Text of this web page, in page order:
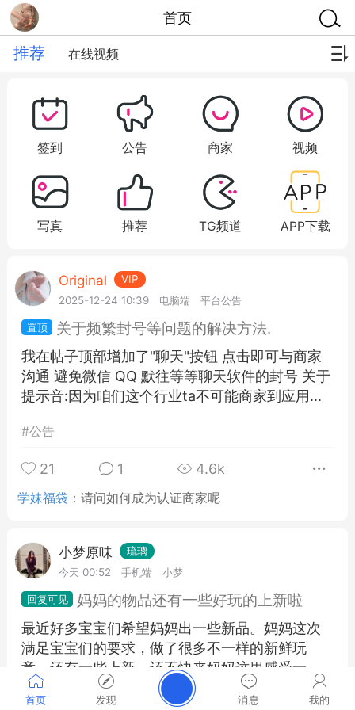
首页 发现 消息 我的
首页
推荐 在线视频
签到 公告 商家 视频
写真 推荐 TG频道 APP下载
Original
VIP
2025-12-24 10:39
电脑端 平台公告
关于频繁封号等问题的解决方法.
我在帖子顶部增加了"聊天"按钮 点击即可与商家
沟通 避免微信 QQ 默往等等聊天软件的封号 关于
提示音:因为咱们这个行业ta不可能商家到应用...
#公告
21 1 4.6k
学妹福袋 ：请问如何成为认证商家呢
小梦原味
琉璃
今天 00:52
手机端 小梦
妈妈的物品还有一些好玩的上新啦
最近好多宝宝们希望妈妈出一些新品。妈妈这次
满足宝宝们的要求，做了很多不一样的新鲜玩
意，还有一些上新，还不快来妈妈这里感受一
下？快来找妈妈吧，妈妈让你爽（服务好到...